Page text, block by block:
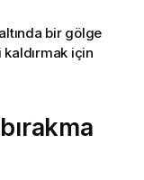
bir gölge
için